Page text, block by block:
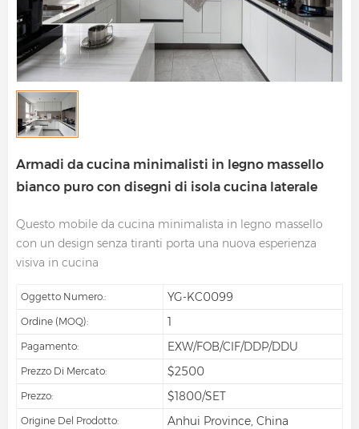
Armadi da cucina minimalisti in legno massello
bianco puro con disegni di isola cucina laterale
Questo mobile da cucina minimalista in legno massello
con un design senza tiranti porta una nuova esperienza
visiva in cucina
Oggetto Numero.: YG-KC0099
Ordine (MOQ): 1
Pagamento: EXW/FOB/CIF/DDP/DDU
Prezzo Di Mercato: $2500
Prezzo: $1800/SET
Origine Del Prodotto: Anhui Province, China